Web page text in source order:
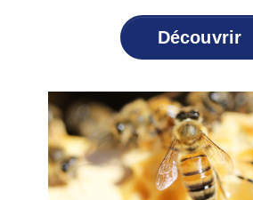
Découvrir